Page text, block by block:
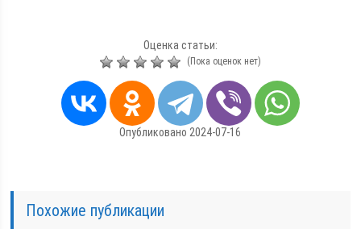
Оценка статьи:
(Пока оценок нет)
Опубликовано 2024-07-16
Похожие публикации